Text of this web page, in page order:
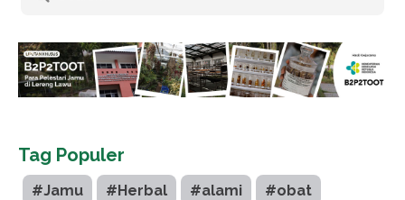
Tag Populer
#Jamu #Herbal #alami #obat